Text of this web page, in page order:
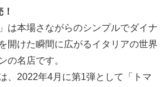
は本場さながらのシンプルでダイナ
開けた瞬間に広がるイタリアの世界
の名店です。
、2022年4月に第1弾として「トマ